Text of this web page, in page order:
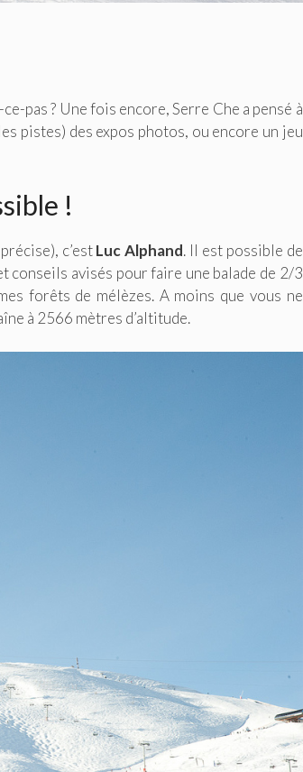
pas ? Une fois encore, Serre Che a pensé à
pistes) des expos photos, ou encore un jeu
!
c’estLuc Alphand. Il est possible de
conseils avisés pour faire une balade de 2/3
forêts de mélèzes. A moins que vous ne
à 2566 mètres d’altitude.